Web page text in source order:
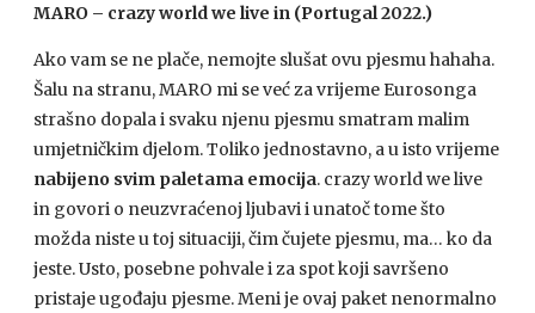
MARO – crazy world we live in (Portugal 2022.)
Ako vam se ne plače, nemojte slušat ovu pjesmu hahaha.
Šalu na stranu, MARO mi se već za vrijeme Eurosonga
strašno dopala i svaku njenu pjesmu smatram malim
umjetničkim djelom. Toliko jednostavno, a u isto vrijeme
nabijeno svim paletama emocija. crazy world we live
in govori o neuzvraćenoj ljubavi i unatoč tome što
možda niste u toj situaciji, čim čujete pjesmu, ma… ko da
jeste. Usto, posebne pohvale i za spot koji savršeno
pristaje ugođaju pjesme. Meni je ovaj paket nenormalno